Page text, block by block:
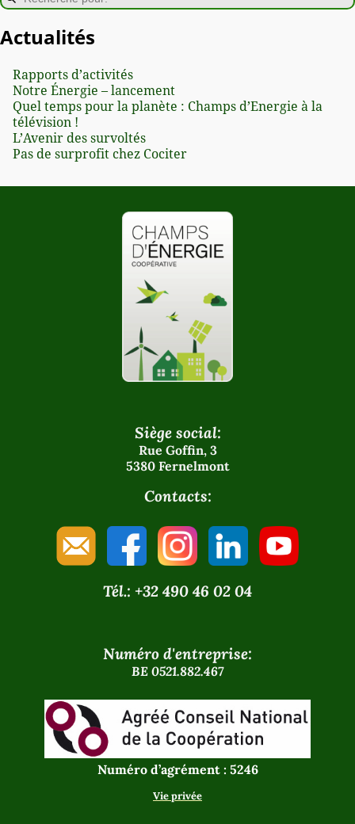
Actualités
Rapports d’activités
Notre Énergie – lancement
Quel temps pour la planète : Champs d’Energie à la
télévision !
L’Avenir des survoltés
Pas de surprofit chez Cociter
Siège social:
Rue Goffin, 3
5380 Fernelmont
Contacts:
Tél.: +32 490 46 02 04
Numéro d'entreprise:
BE 0521.882.467
Numéro d’agrément : 5246
Vie privée